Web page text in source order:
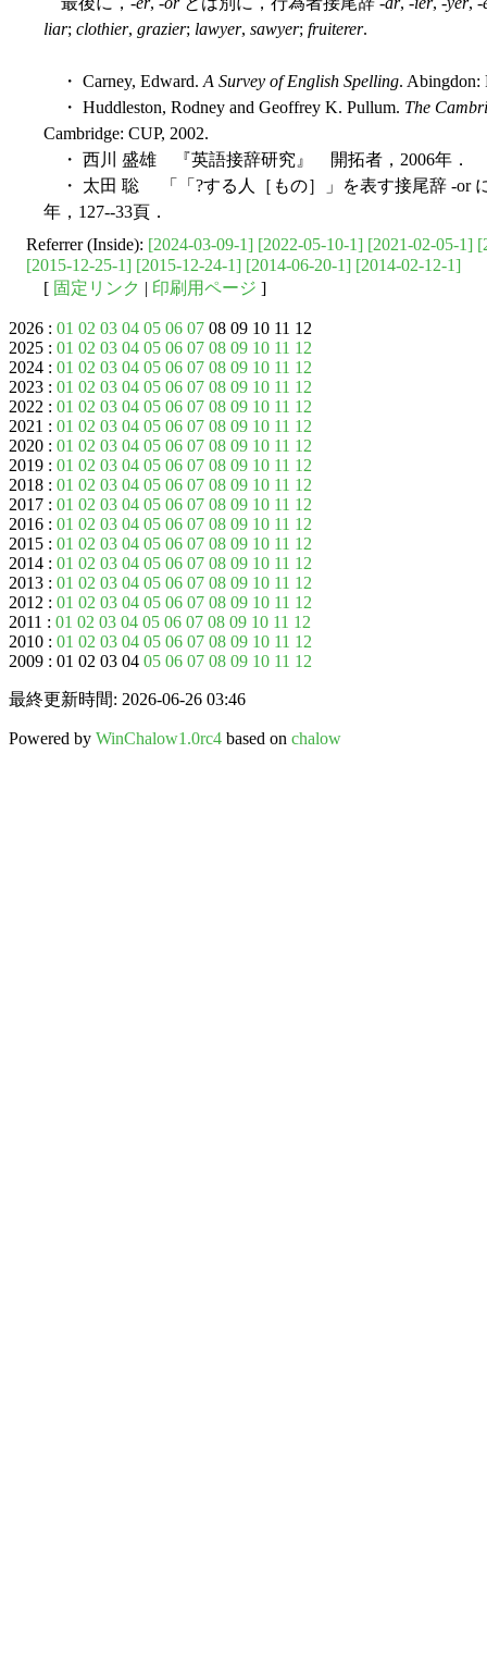
liar; clothier, grazier; lawyer, sawyer; fruiterer.
・ Carney, Edward. A Survey of English Spelling. Abingdon:
・ Huddleston, Rodney and Geoffrey K. Pullum. The
Cambridge: CUP, 2002.
・ 西川 盛雄 『英語接辞研究』 開拓者，2006年．
・ 太田 聡 「「?する人［もの］」を表す接尾辞 -or
年，127--33頁．
Referrer (Inside): [2024-03-09-1] [2022-05-10-1] [2021-02-05-1]
[2015-12-25-1] [2015-12-24-1] [2014-06-20-1] [2014-02-12-1]
[ 固定リンク | 印刷用ページ ]
2026 : 01 02 03 04 05 06 07 08 09 10 11 12
2025 : 01 02 03 04 05 06 07 08 09 10 11 12
2024 : 01 02 03 04 05 06 07 08 09 10 11 12
2023 : 01 02 03 04 05 06 07 08 09 10 11 12
2022 : 01 02 03 04 05 06 07 08 09 10 11 12
2021 : 01 02 03 04 05 06 07 08 09 10 11 12
2020 : 01 02 03 04 05 06 07 08 09 10 11 12
2019 : 01 02 03 04 05 06 07 08 09 10 11 12
2018 : 01 02 03 04 05 06 07 08 09 10 11 12
2017 : 01 02 03 04 05 06 07 08 09 10 11 12
2016 : 01 02 03 04 05 06 07 08 09 10 11 12
2015 : 01 02 03 04 05 06 07 08 09 10 11 12
2014 : 01 02 03 04 05 06 07 08 09 10 11 12
2013 : 01 02 03 04 05 06 07 08 09 10 11 12
2012 : 01 02 03 04 05 06 07 08 09 10 11 12
2011 : 01 02 03 04 05 06 07 08 09 10 11 12
2010 : 01 02 03 04 05 06 07 08 09 10 11 12
2009 : 01 02 03 04 05 06 07 08 09 10 11 12
最終更新時間: 2026-06-26 03:46
Powered by WinChalow1.0rc4 based on chalow